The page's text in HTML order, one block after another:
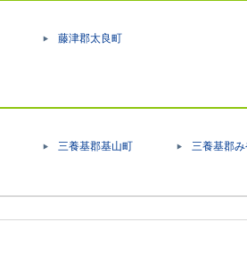
藤津郡太良町
三養基郡基山町 三養基郡